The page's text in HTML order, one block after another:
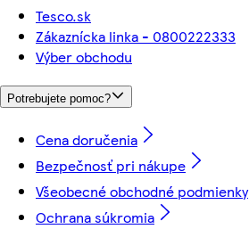
Tesco.sk
Zákaznícka linka - 0800222333
Výber obchodu
Potrebujete pomoc?
Cena doručenia
Bezpečnosť pri nákupe
Všeobecné obchodné podmienky
Ochrana súkromia